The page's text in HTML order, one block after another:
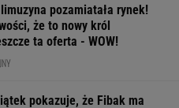
pozamiatała rynek!
że to nowy król
ta oferta - WOW!
pokazuje, że Fibak ma